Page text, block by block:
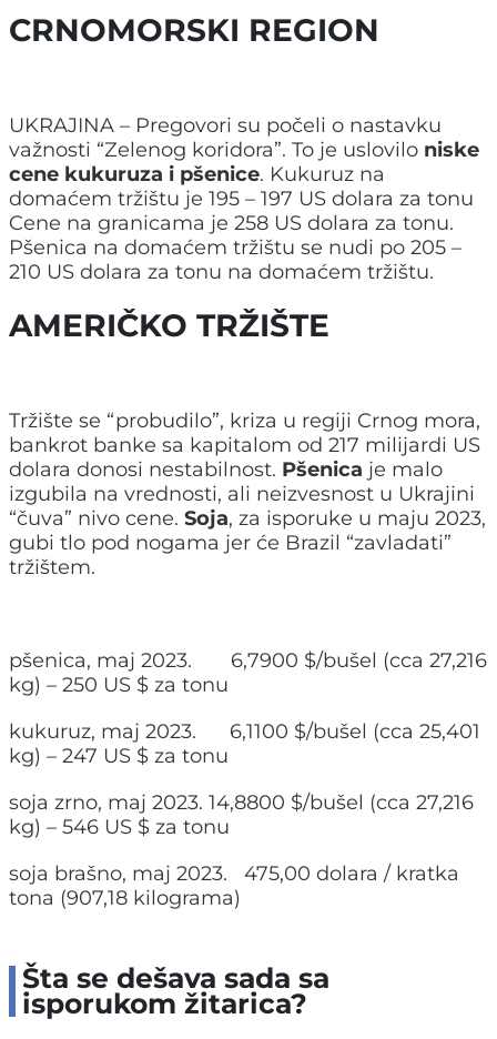
CRNOMORSKI REGION
UKRAJINA – Pregovori su počeli o nastavku
važnosti “Zelenog koridora”. To je uslovilo niske
cene kukuruza i pšenice. Kukuruz na
domaćem tržištu je 195 – 197 US dolara za tonu
Cene na granicama je 258 US dolara za tonu.
Pšenica na domaćem tržištu se nudi po 205 –
210 US dolara za tonu na domaćem tržištu.
AMERIČKO TRŽIŠTE
Tržište se “probudilo”, kriza u regiji Crnog mora,
bankrot banke sa kapitalom od 217 milijardi US
dolara donosi nestabilnost. Pšenica je malo
izgubila na vrednosti, ali neizvesnost u Ukrajini
“čuva” nivo cene. Soja, za isporuke u maju 2023,
gubi tlo pod nogama jer će Brazil “zavladati”
tržištem.
pšenica, maj 2023. 6,7900 $/bušel (cca 27,216
kg) – 250 US $ za tonu
kukuruz, maj 2023. 6,1100 $/bušel (cca 25,401
kg) – 247 US $ za tonu
soja zrno, maj 2023. 14,8800 $/bušel (cca 27,216
kg) – 546 US $ za tonu
soja brašno, maj 2023. 475,00 dolara / kratka
tona (907,18 kilograma)
Šta se dešava sada sa
isporukom žitarica?